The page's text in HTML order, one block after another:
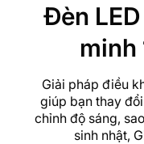
Đèn
minh
Giải pháp điều
giúp bạn thay
chỉnh độ sáng,
sinh nhật,